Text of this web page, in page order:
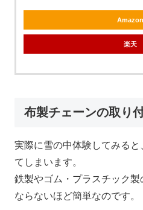
Amazon
楽天
布製チェーンの取り
実際に雪の中体験してみる
てしまいます。
鉄製やゴム・プラスチック
ならないほど簡単なのです。